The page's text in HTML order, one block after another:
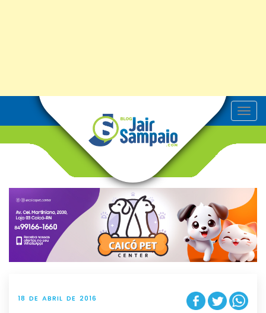
T
o
v
g
t
i
o
n
18 DE ABRIL DE 2016